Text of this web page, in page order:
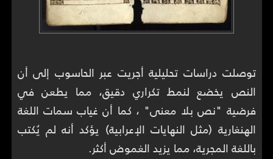
توصلت دراسات تحليلية أجريت عبر الحاسوب إلى أن
النص يخضع لنمط تكراري دقيق، مما يطعن في
فرضية "نص بلا معنى" ، كما أن غياب سمات اللغة
الهنغارية (مثل النهايات الإعرابية) يؤكد أنه لم يُكتب
باللغة المجرية، مما يزيد الغموض أكثر.